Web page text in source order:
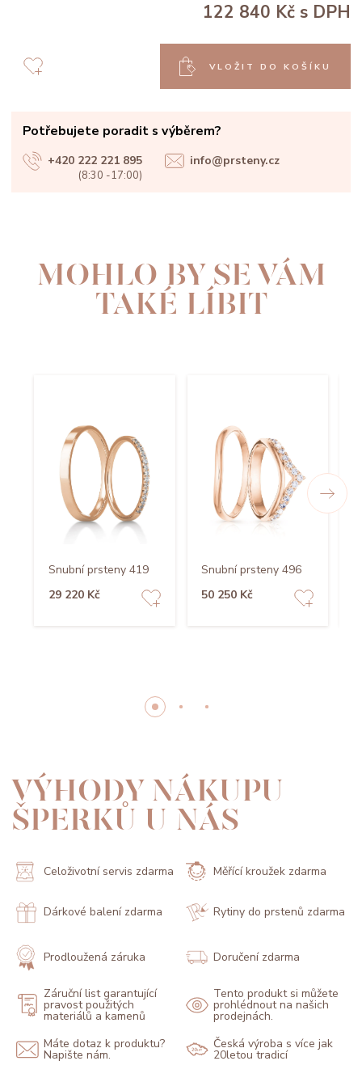
122 840 Kč s DPH
VLOŽIT DO KOŠÍKU
Potřebujete poradit s výběrem?
+420 222 221 895
(8:30 -17:00)
info@prsteny.cz
MOHLO BY SE VÁM
TAKÉ LÍBIT
Snubní prsteny 419
29 220 Kč
Snubní prsteny 496
50 250 Kč
VÝHODY NÁKUPU
ŠPERKŮ U NÁS
Celoživotní servis zdarma Měřící kroužek zdarma
Dárkové balení zdarma Rytiny do prstenů zdarma
Prodloužená záruka Doručení zdarma
Záruční list garantující
pravost použitých
materiálů a kamenů
Tento produkt si můžete
prohlédnout na našich
prodejnách.
Máte dotaz k produktu?
Napište nám.
Česká výroba s více jak
20letou tradicí